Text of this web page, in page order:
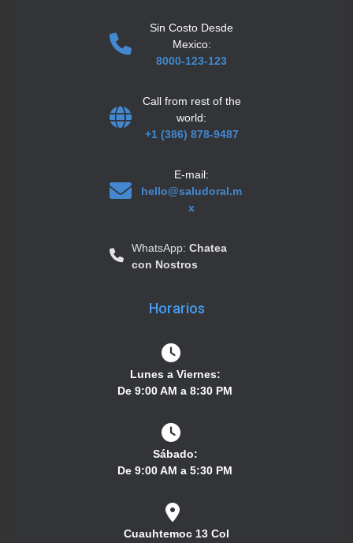
Sin Costo Desde
Mexico:
8000-123-123
Call from rest of the
world:
+1 (386) 878-9487
E-mail:
hello@saludoral.m
x
WhatsApp: Chatea
con Nostros
Horarios
Lunes a Viernes:
De 9:00 AM a 8:30 PM
Sábado:
De 9:00 AM a 5:30 PM
Cuauhtemoc 13 Col